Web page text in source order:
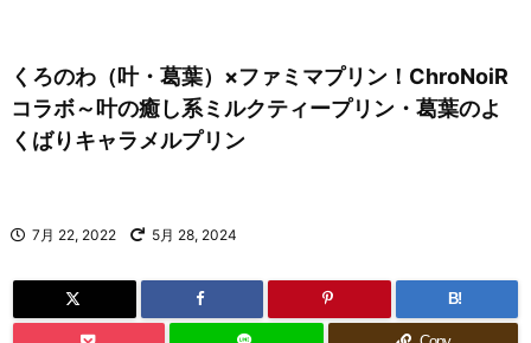
くろのわ（叶・葛葉）×ファミマプリン！ChroNoiR
コラボ～叶の癒し系ミルクティープリン・葛葉のよ
くばりキャラメルプリン
7月 22, 2022 5月 28, 2024
B!